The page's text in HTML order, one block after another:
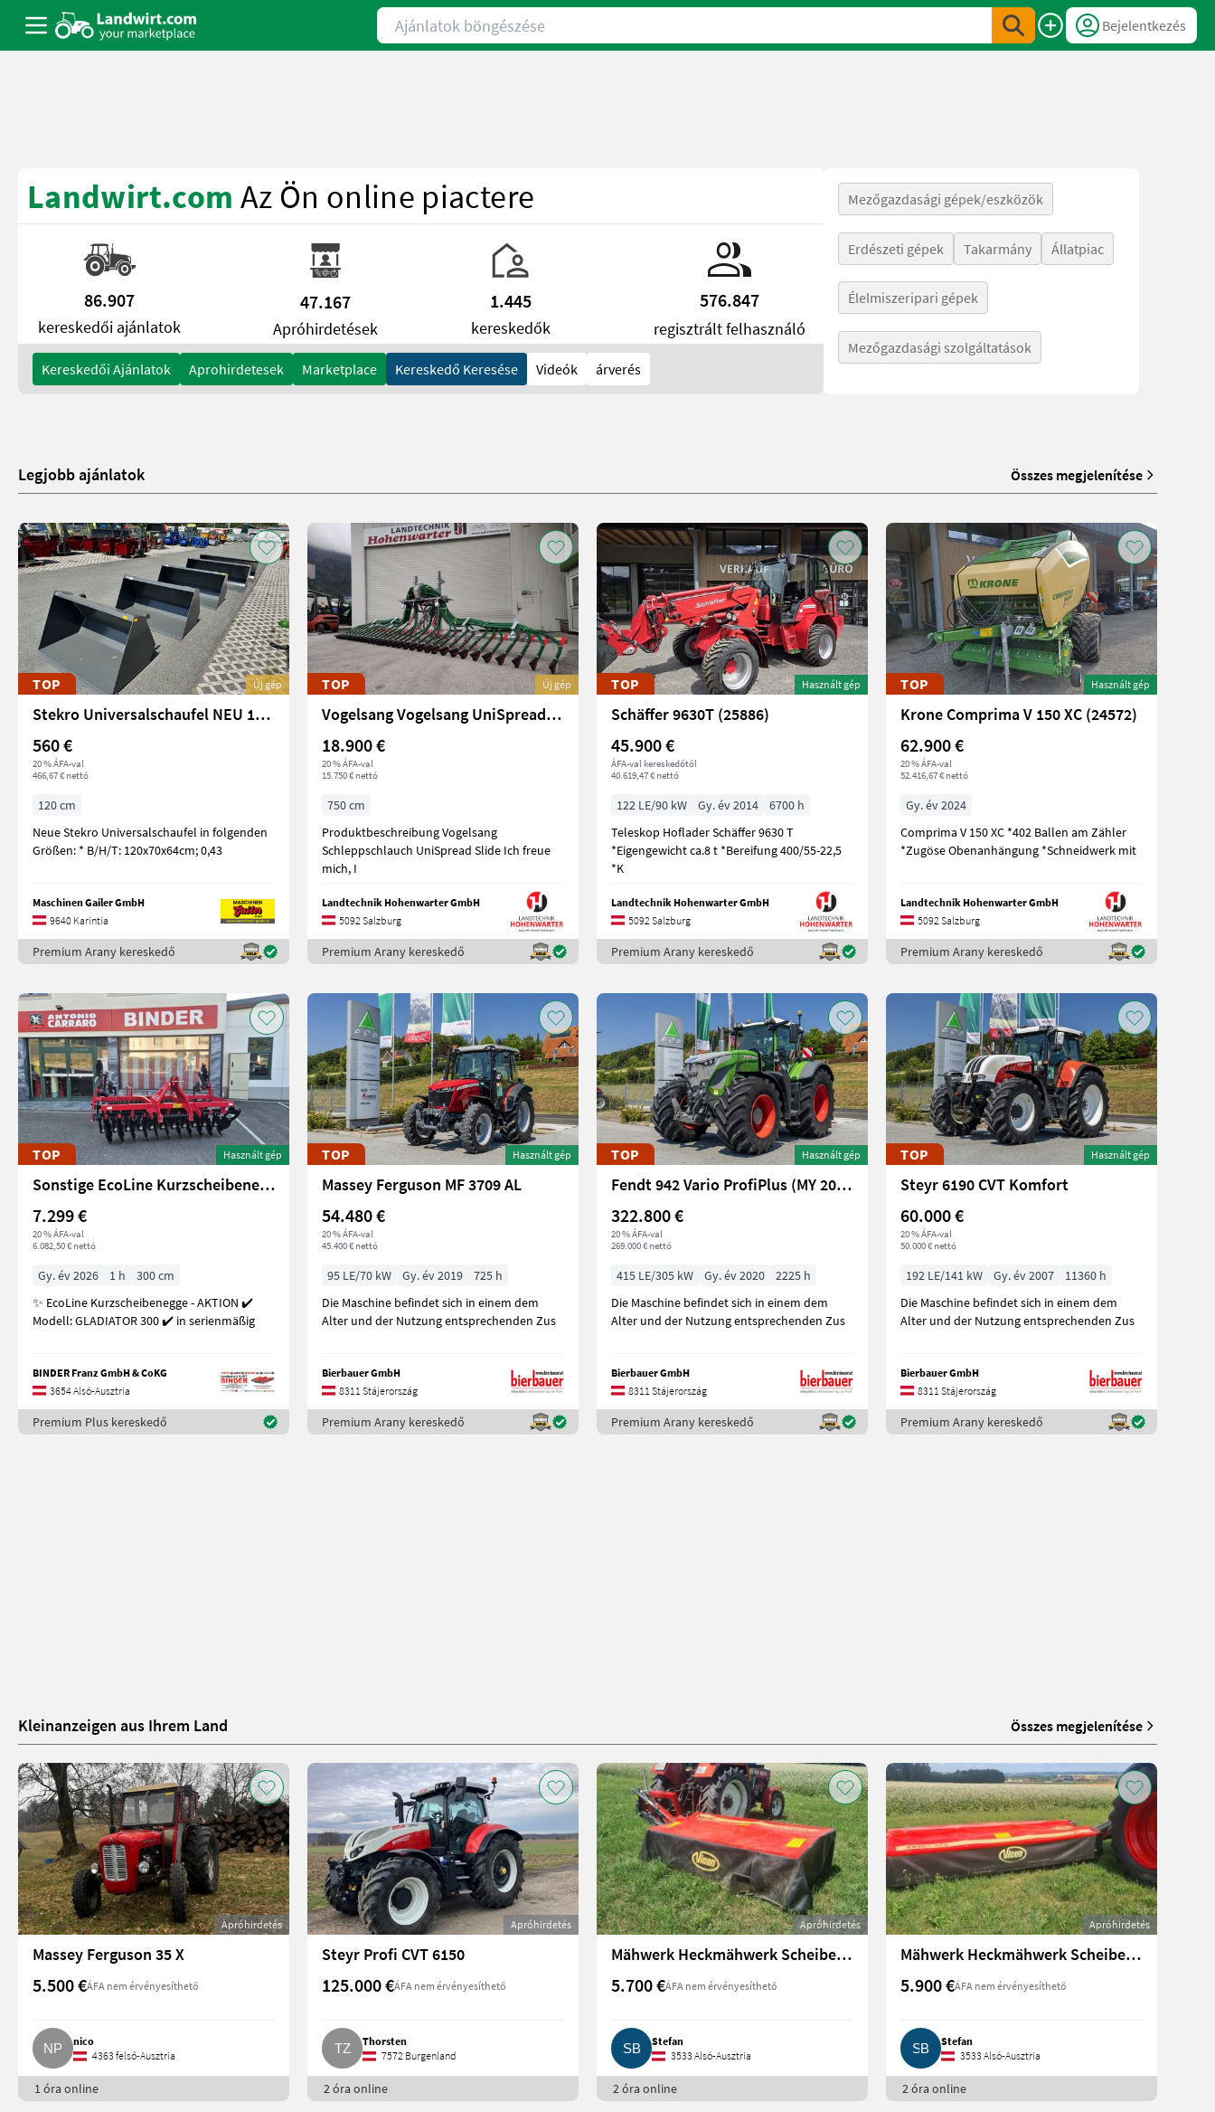
a11y.skipToContent Ajánlatok böngészése
Bejelentkezés
Landwirt.com Az Ön online piactere
86.907
kereskedői ajánlatok
47.167
Apróhirdetések
1.445
kereskedők
576.847
regisztrált felhasználó
Kereskedői Ajánlatok Aprohirdetesek Marketplace Kereskedő Keresése Videók árverés
Mezőgazdasági gépek/eszközök
Erdészeti gépek Takarmány Állatpiac
Élelmiszeripari gépek
Mezőgazdasági szolgáltatások
Legjobb ajánlatok Összes megjelenítése
TOP Új gép
Stekro Universalschaufel NEU 120 - 240 cm
560 €
20 % ÁFA-val
466,67 € nettó
120 cm
Neue Stekro Universalschaufel in folgenden
Größen: * B/H/T: 120x70x64cm; 0,43
Maschinen Gailer GmbH
9640 Karintia
Premium Arany kereskedő
TOP Új gép
Vogelsang Vogelsang UniSpread Slide 7,5m (14546)
18.900 €
20 % ÁFA-val
15.750 € nettó
750 cm
Produktbeschreibung Vogelsang
Schleppschlauch UniSpread Slide Ich freue
mich, I
Landtechnik Hohenwarter GmbH
5092 Salzburg
Premium Arany kereskedő
TOP Használt gép
Schäffer 9630T (25886)
45.900 €
ÁFA-val kereskedőtől
40.619,47 € nettó
122 LE/90 kW Gy. év 2014
6700 h
Teleskop Hoflader Schäffer 9630 T
*Eigengewicht ca.8 t *Bereifung 400/55-22,5
*K
Landtechnik Hohenwarter GmbH
5092 Salzburg
Premium Arany kereskedő
TOP Használt gép
Krone Comprima V 150 XC (24572)
62.900 €
20 % ÁFA-val
52.416,67 € nettó
Gy. év 2024
Comprima V 150 XC *402 Ballen am Zähler
*Zugöse Obenanhängung *Schneidwerk mit
Landtechnik Hohenwarter GmbH
5092 Salzburg
Premium Arany kereskedő
TOP Használt gép
Sonstige EcoLine Kurzscheibenegge GLADIATOR 300
7.299 €
20 % ÁFA-val
6.082,50 € nettó
Gy. év 2026 1 h
300 cm
✨ EcoLine Kurzscheibenegge - AKTION ✔️
Modell: GLADIATOR 300 ✔️ in serienmäßig
BINDER Franz GmbH & CoKG
3654 Alsó-Ausztria
Premium Plus kereskedő
TOP Használt gép
Massey Ferguson MF 3709 AL
54.480 €
20 % ÁFA-val
45.400 € nettó
95 LE/70 kW Gy. év 2019
725 h
Die Maschine befindet sich in einem dem
Alter und der Nutzung entsprechenden Zus
Bierbauer GmbH
8311 Stájerország
Premium Arany kereskedő
TOP Használt gép
Fendt 942 Vario ProfiPlus (MY 2020)
322.800 €
20 % ÁFA-val
269.000 € nettó
415 LE/305 kW Gy. év 2020
2225 h
Die Maschine befindet sich in einem dem
Alter und der Nutzung entsprechenden Zus
Bierbauer GmbH
8311 Stájerország
Premium Arany kereskedő
TOP Használt gép
Steyr 6190 CVT Komfort
60.000 €
20 % ÁFA-val
50.000 € nettó
192 LE/141 kW Gy. év 2007
11360 h
Die Maschine befindet sich in einem dem
Alter und der Nutzung entsprechenden Zus
Bierbauer GmbH
8311 Stájerország
Premium Arany kereskedő
Kleinanzeigen aus Ihrem Land Összes megjelenítése
Apróhirdetés
Massey Ferguson 35 X
5.500 €ÁFA nem érvényesíthető
nico
4363 felső-Ausztria
1 óra online
Apróhirdetés
Steyr Profi CVT 6150
125.000 €ÁFA nem érvényesíthető
Thorsten
7572 Burgenland
2 óra online
Apróhirdetés
Mähwerk Heckmähwerk Scheibenmähwerk Vicon Extra 122
5.700 €ÁFA nem érvényesíthető
Stefan
3533 Alsó-Ausztria
2 óra online
Apróhirdetés
Mähwerk Heckmähwerk Scheibenmähwerk Vicon Extra 232
5.900 €ÁFA nem érvényesíthető
Stefan
3533 Alsó-Ausztria
2 óra online